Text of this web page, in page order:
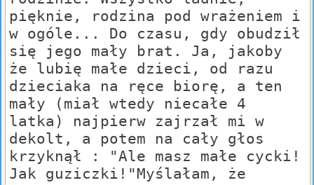
pięknie, rodzina pod wrażeniem i
w ogóle... Do czasu, gdy obudził
się jego mały brat. Ja, jakoby
że lubię małe dzieci, od razu
dzieciaka na ręce biorę, a ten
mały (miał wtedy niecałe 4
latka) najpierw zajrzał mi w
dekolt, a potem na cały głos
krzyknął : "Ale masz małe cycki!
Jak guziczki!"Myślałam, że